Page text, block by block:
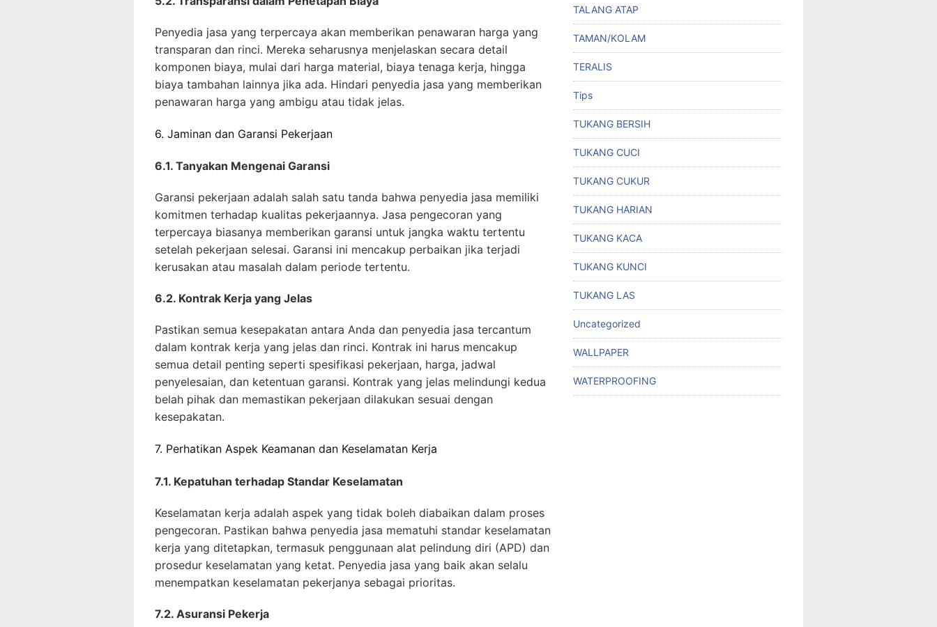
Penyedia jasa yang terpercaya akan memberikan penawaran harga yang
transparan dan rinci. Mereka seharusnya menjelaskan secara detail
komponen biaya, mulai dari harga material, biaya tenaga kerja, hingga
biaya tambahan lainnya jika ada. Hindari penyedia jasa yang memberikan
penawaran harga yang ambigu atau tidak jelas.
6. Jaminan dan Garansi Pekerjaan
6.1. Tanyakan Mengenai Garansi
Garansi pekerjaan adalah salah satu tanda bahwa penyedia jasa memiliki
komitmen terhadap kualitas pekerjaannya. Jasa pengecoran yang
terpercaya biasanya memberikan garansi untuk jangka waktu tertentu
setelah pekerjaan selesai. Garansi ini mencakup perbaikan jika terjadi
kerusakan atau masalah dalam periode tertentu.
6.2. Kontrak Kerja yang Jelas
Pastikan semua kesepakatan antara Anda dan penyedia jasa tercantum
dalam kontrak kerja yang jelas dan rinci. Kontrak ini harus mencakup
semua detail penting seperti spesifikasi pekerjaan, harga, jadwal
penyelesaian, dan ketentuan garansi. Kontrak yang jelas melindungi kedua
belah pihak dan memastikan pekerjaan dilakukan sesuai dengan
kesepakatan.
7. Perhatikan Aspek Keamanan dan Keselamatan Kerja
7.1. Kepatuhan terhadap Standar Keselamatan
Keselamatan kerja adalah aspek yang tidak boleh diabaikan dalam proses
pengecoran. Pastikan bahwa penyedia jasa mematuhi standar keselamatan
kerja yang ditetapkan, termasuk penggunaan alat pelindung diri (APD) dan
prosedur keselamatan yang ketat. Penyedia jasa yang baik akan selalu
menempatkan keselamatan pekerjanya sebagai prioritas.
7.2. Asuransi Pekerja
TALANG ATAP
TAMAN/KOLAM
TERALIS
Tips
TUKANG BERSIH
TUKANG CUCI
TUKANG CUKUR
TUKANG HARIAN
TUKANG KACA
TUKANG KUNCI
TUKANG LAS
Uncategorized
WALLPAPER
WATERPROOFING